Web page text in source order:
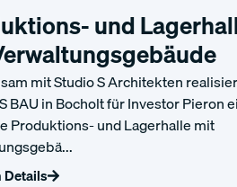
und
mit Studio S Architekten
BAU in Bocholt für Investor Pieron
Produktions- und Lagerhalle mit
Details